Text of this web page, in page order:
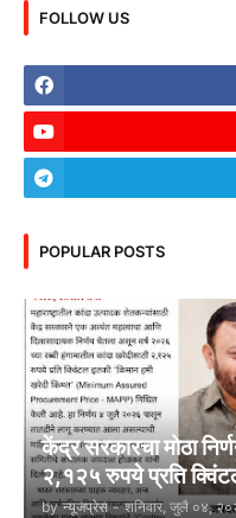
FOLLOW US
POPULAR POSTS
केंद्र सरकारचा मोठा
२,१२५ रुपये प्रति
by न्यूजप्रेस - शनिवार, जुलै ०४,